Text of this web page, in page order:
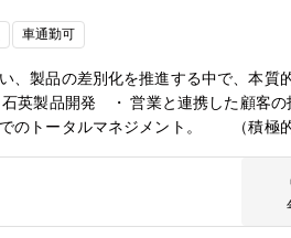
車通勤可
、製品の差別化を推進する中で、本
英製品開発 ・ 営業と連携した顧客
のトータルマネジメント。 （積極
業を分析・数値化しプログラムを構
かせない基幹製品を手掛けており、
化できる環境があります。【期待す